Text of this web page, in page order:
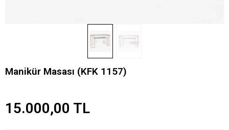
Manikür Masası (KFK 1157)
15.000,00 TL